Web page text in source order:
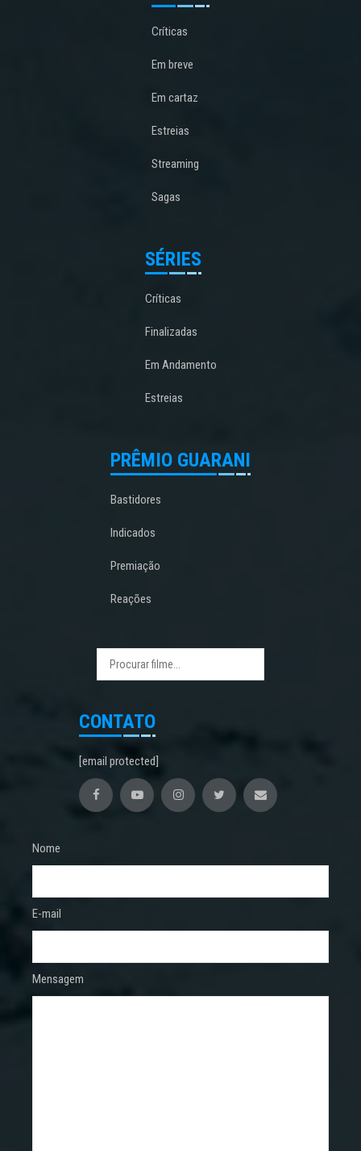
Críticas
Em breve
Em cartaz
Estreias
Streaming
Sagas
SÉRIES
Críticas
Finalizadas
Em Andamento
Estreias
PRÊMIO GUARANI
Bastidores
Indicados
Premiação
Reações
CONTATO
[email protected]
Nome
E-mail
Mensagem